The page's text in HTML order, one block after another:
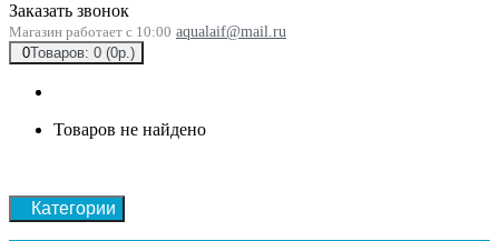
Заказать звонок
Магазин работает с 10:00 aqualaif@mail.ru
0Товаров: 0 (0р.)
Товаров не найдено
Категории